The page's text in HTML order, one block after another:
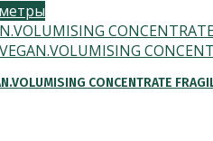
CONCENTRATE